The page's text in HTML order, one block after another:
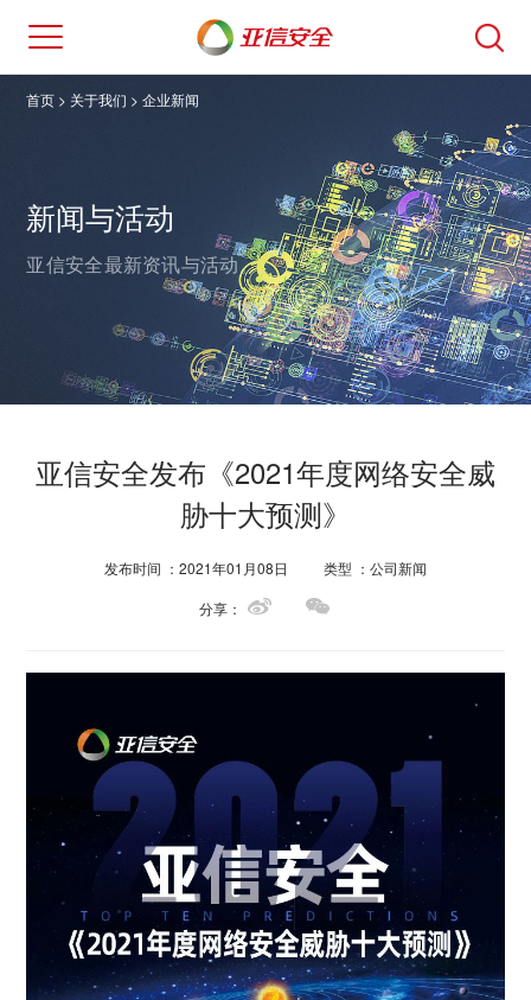
首页 > 关于我们 >企业新闻
新闻与活动
亚信安全最新资讯与活动。
亚信安全发布《2021年度网络安全威
胁十大预测》
发布时间 ：2021年01月08日
类型 ：公司新闻
分享：